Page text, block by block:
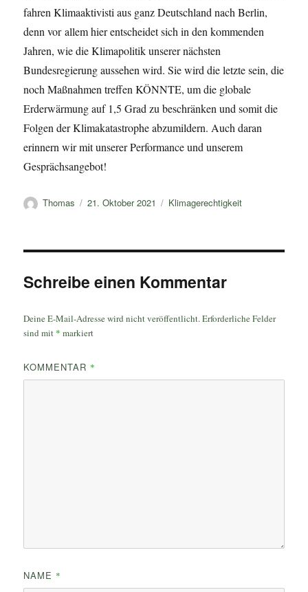
fahren Klimaaktivisti aus ganz Deutschland nach Berlin,
denn vor allem hier entscheidet sich in den kommenden
Jahren, wie die Klimapolitik unserer nächsten
Bundesregierung aussehen wird. Sie wird die letzte sein, die
noch Maßnahmen treffen KÖNNTE, um die globale
Erderwärmung auf 1,5 Grad zu beschränken und somit die
Folgen der Klimakatastrophe abzumildern. Auch daran
erinnern wir mit unserer Performance und unserem
Gesprächsangebot!
Autor
Thomas
Veröffentlicht
21. Oktober 2021 Kategorien
Klimagerechtigkeit
Schreibe einen Kommentar
Deine E-Mail-Adresse wird nicht veröffentlicht. Erforderliche Felder
sind mit * markiert
KOMMENTAR *
NAME *